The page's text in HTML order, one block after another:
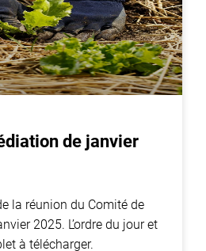
de janvier
la réunion du Comité de
2025. L’ordre du jour et
à télécharger.